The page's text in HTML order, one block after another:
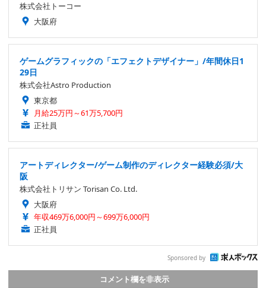
株式会社トーコー
大阪府
ゲームグラフィックの「エフェクトデザイナー」/年間休日1
29日
株式会社Astro Production
東京都
月給25万円～61万5,700円
正社員
アートディレクター/ゲーム制作のディレクター経験必須/大
阪
株式会社トリサン Torisan Co. Ltd.
大阪府
年収469万6,000円～699万6,000円
正社員
Sponsored by
コメント欄を非表示